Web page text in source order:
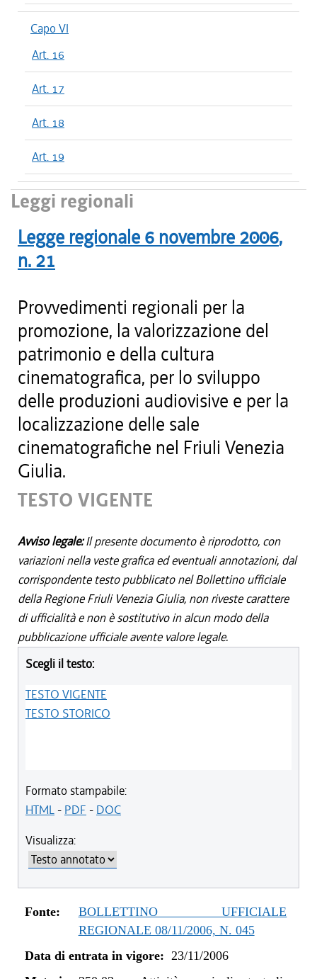
Capo VI
Art. 16
Art. 17
Art. 18
Art. 19
Leggi regionali
Legge regionale 6 novembre 2006,
n. 21
Provvedimenti regionali per la
promozione, la valorizzazione del
patrimonio e della cultura
cinematografica, per lo sviluppo
delle produzioni audiovisive e per la
localizzazione delle sale
cinematografiche nel Friuli Venezia
Giulia.
TESTO VIGENTE
Avviso legale:Il presente documento è riprodotto, con
variazioni nella veste grafica ed eventuali annotazioni, dal
corrispondente testo pubblicato nel Bollettino ufficiale
della Regione Friuli Venezia Giulia, non riveste carattere
di ufficialità e non è sostitutivo in alcun modo della
pubblicazione ufficiale avente valore legale.
Scegli il testo:
TESTO VIGENTE
TESTO STORICO
Formato stampabile:
HTML- PDF - DOC
Visualizza:
Fonte:
BOLLETTINO UFFICIALE
REGIONALE 08/11/2006, N. 045
Data di entrata in vigore: 23/11/2006